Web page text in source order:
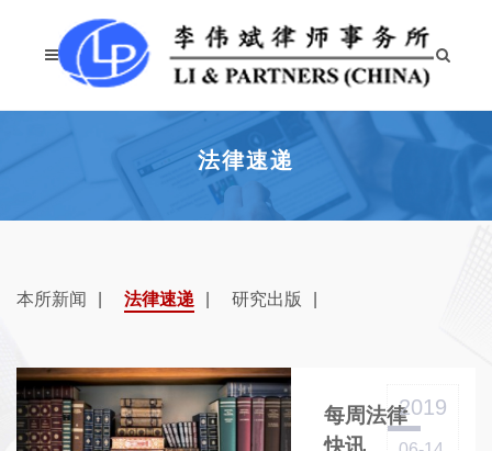
法律速递
本所新闻 法律速递 研究出版
每周法律
快讯
2019